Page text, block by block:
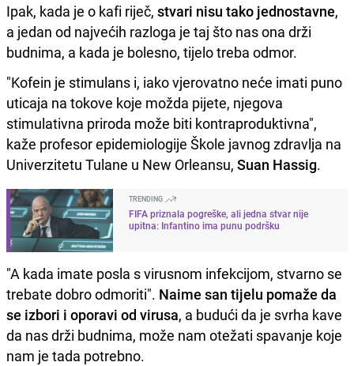
Ipak, kada je o kafi riječ, stvari nisu tako jednostavne,
a jedan od najvećih razloga je taj što nas ona drži
budnima, a kada je bolesno, tijelo treba odmor.
"Kofein je stimulans i, iako vjerovatno neće imati puno
uticaja na tokove koje možda pijete, njegova
stimulativna priroda može biti kontraproduktivna",
kaže profesor epidemiologije Škole javnog zdravlja na
Univerzitetu Tulane u New Orleansu, Suan Hassig.
TRENDING
FIFA priznala pogreške, ali jedna stvar nije
upitna: Infantino ima punu podršku
"A kada imate posla s virusnom infekcijom, stvarno se
trebate dobro odmoriti". Naime san tijelu pomaže da
se izbori i oporavi od virusa, a budući da je svrha kave
da nas drži budnima, može nam otežati spavanje koje
nam je tada potrebno.